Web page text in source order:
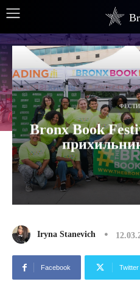
Bronx Book
Iryna Stanevich
Facebook Twitter